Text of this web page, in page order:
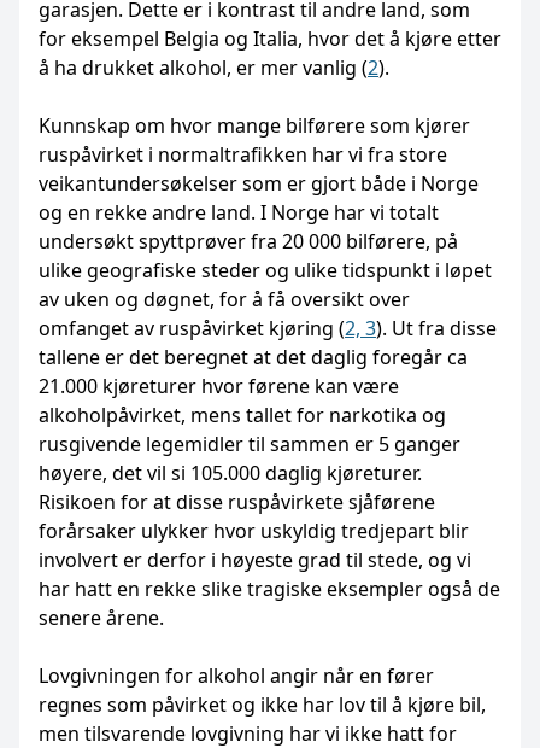
garasjen. Dette er i kontrast til andre land, som
for eksempel Belgia og Italia, hvor det å kjøre etter
å ha drukket alkohol, er mer vanlig (2).
Kunnskap om hvor mange bilførere som kjører
ruspåvirket i normaltrafikken har vi fra store
veikantundersøkelser som er gjort både i Norge
og en rekke andre land. I Norge har vi totalt
undersøkt spyttprøver fra 20 000 bilførere, på
ulike geografiske steder og ulike tidspunkt i løpet
av uken og døgnet, for å få oversikt over
omfanget av ruspåvirket kjøring (2, 3). Ut fra disse
tallene er det beregnet at det daglig foregår ca
21.000 kjøreturer hvor førene kan være
alkoholpåvirket, mens tallet for narkotika og
rusgivende legemidler til sammen er 5 ganger
høyere, det vil si 105.000 daglig kjøreturer.
Risikoen for at disse ruspåvirkete sjåførene
forårsaker ulykker hvor uskyldig tredjepart blir
involvert er derfor i høyeste grad til stede, og vi
har hatt en rekke slike tragiske eksempler også de
senere årene.
Lovgivningen for alkohol angir når en fører
regnes som påvirket og ikke har lov til å kjøre bil,
men tilsvarende lovgivning har vi ikke hatt for